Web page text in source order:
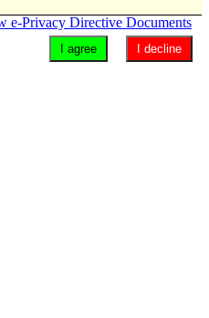
e-Privacy Directive Documents
I decline
I agree